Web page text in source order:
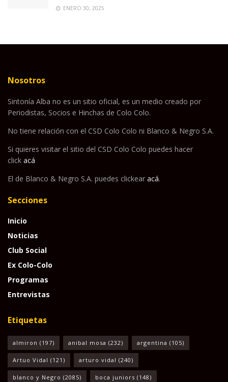
ENERO 30, 2025
Nosotros
Sintonía Alba no es un sitio oficial, es un medio creado por
Periodistas, Socios e Hinchas de Colo Colo.
No tiene relación con el CSD Colo Colo ni Blanco & Negro S.A.
Si quieres visitar el sitio del CSD Colo Colo puedes hacer
click acá
El de Blanco & Negro S.A. puedes clickear acá.
Secciones
Inicio
Noticias
Club Social
Ex Colo-Colo
Programas
Entrevistas
Etiquetas
almiron (197) anibal mosa (232) argentina (105)
Artuo Vidal (121) arturo vidal (240)
blanco y Negro (2085) boca juniors (148)